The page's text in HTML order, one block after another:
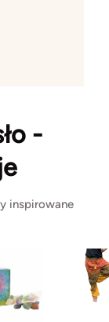
-
inspirowane